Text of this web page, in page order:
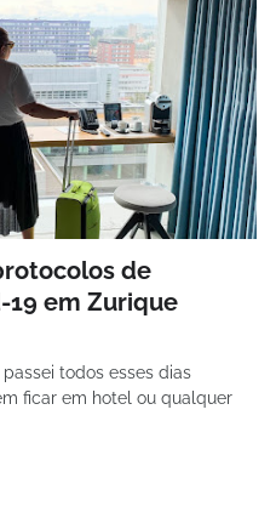
de
19 em Zurique
todos esses dias
ficar em hotel ou qualquer